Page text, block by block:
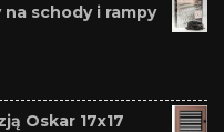
schody i rampy
Oskar 17x17